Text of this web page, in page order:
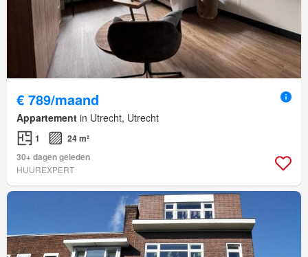
€ 789/maand
Appartement in Utrecht, Utrecht
1
24 m²
30+ dagen geleden
HUUREXPERT